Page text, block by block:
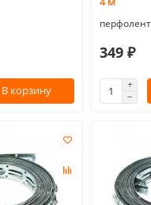
В корзину
349 ₽